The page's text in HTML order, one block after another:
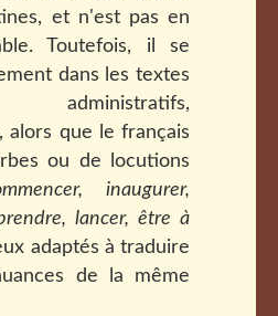
et n'est pas en
Toutefois, il se
dans les textes
administratifs,
alors que le français
ou de locutions
inaugurer,
lancer, être à
adaptés à traduire
de la même